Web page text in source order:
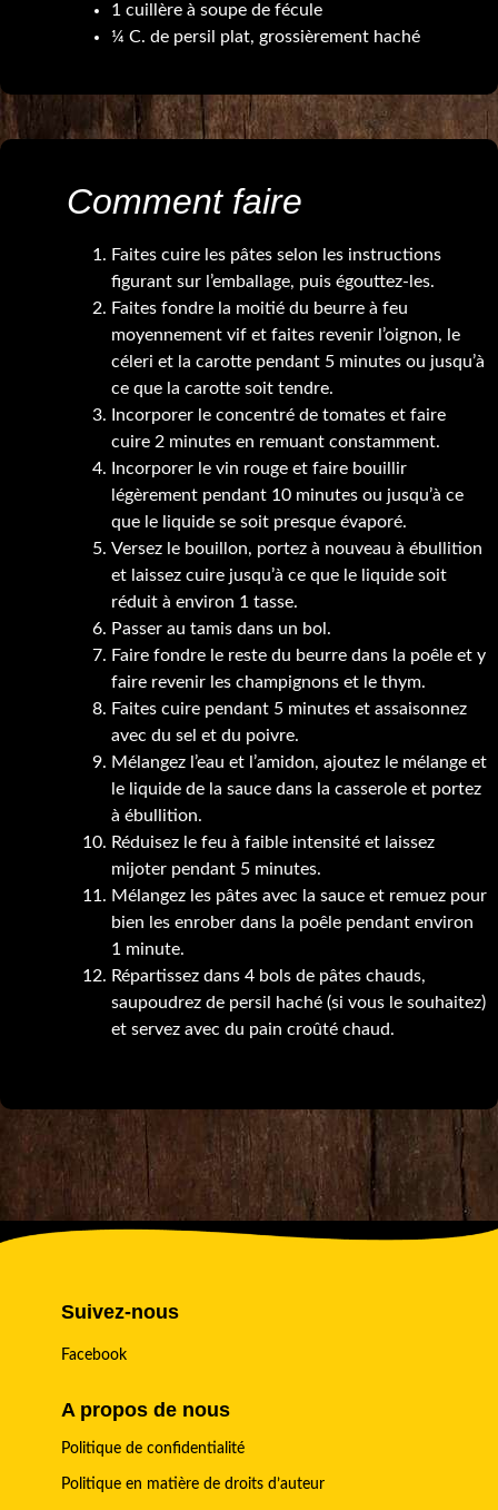
1 cuillère à soupe de fécule
¼ C. de persil plat, grossièrement haché
Comment faire
Faites cuire les pâtes selon les instructions
figurant sur l’emballage, puis égouttez-les.
Faites fondre la moitié du beurre à feu
moyennement vif et faites revenir l’oignon, le
céleri et la carotte pendant 5 minutes ou jusqu’à
ce que la carotte soit tendre.
Incorporer le concentré de tomates et faire
cuire 2 minutes en remuant constamment.
Incorporer le vin rouge et faire bouillir
légèrement pendant 10 minutes ou jusqu’à ce
que le liquide se soit presque évaporé.
Versez le bouillon, portez à nouveau à ébullition
et laissez cuire jusqu’à ce que le liquide soit
réduit à environ 1 tasse.
Passer au tamis dans un bol.
Faire fondre le reste du beurre dans la poêle et y
faire revenir les champignons et le thym.
Faites cuire pendant 5 minutes et assaisonnez
avec du sel et du poivre.
Mélangez l’eau et l’amidon, ajoutez le mélange et
le liquide de la sauce dans la casserole et portez
à ébullition.
Réduisez le feu à faible intensité et laissez
mijoter pendant 5 minutes.
Mélangez les pâtes avec la sauce et remuez pour
bien les enrober dans la poêle pendant environ
1 minute.
Répartissez dans 4 bols de pâtes chauds,
saupoudrez de persil haché (si vous le souhaitez)
et servez avec du pain croûté chaud.
Suivez-nous
Facebook
A propos de nous
Politique de confidentialité
Politique en matière de droits d’auteur